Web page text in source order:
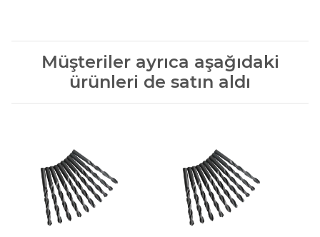
Müşteriler ayrıca aşağıdaki
ürünleri de satın aldı